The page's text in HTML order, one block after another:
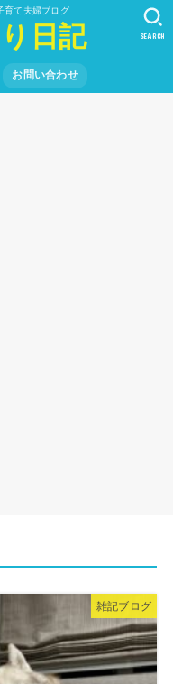
育て夫婦ブログ
日記
お問い合わせ
SEARCH
雑記ブログ